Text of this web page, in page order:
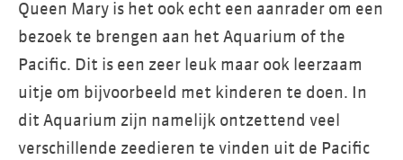
Queen Mary is het ook echt een aanrader om een
bezoek te brengen aan het Aquarium of the
Pacific. Dit is een zeer leuk maar ook leerzaam
uitje om bijvoorbeeld met kinderen te doen. In
dit Aquarium zijn namelijk ontzettend veel
verschillende zeedieren te vinden uit de Pacific